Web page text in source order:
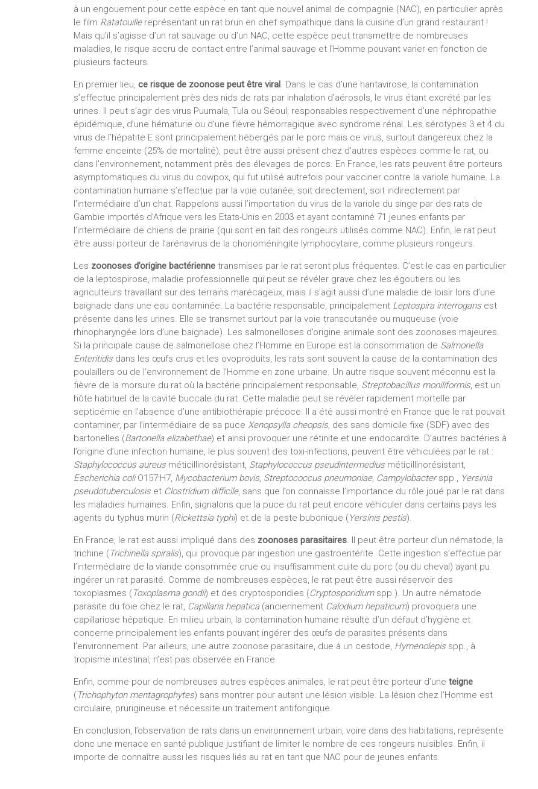
à un engouement pour cette espèce en tant que nouvel animal de compagnie (NAC), en particulier après
le film Ratatouillereprésentant un rat brun en chef sympathique dans la cuisine d’un grand restaurant !
Mais qu’il s’agisse d’un rat sauvage ou d’un NAC, cette espèce peut transmettre de nombreuses
maladies, le risque accru de contact entre l’animal sauvage et l’Homme pouvant varier en fonction de
plusieurs facteurs.
En premier lieu, ce risque de zoonose peut être viral. Dans le cas d’une hantavirose, la contamination
s’effectue principalement près des nids de rats par inhalation d’aérosols, le virus étant excrété par les
urines. Il peut s’agir des virus Puumala, Tula ou Séoul, responsables respectivement d’une néphropathie
épidémique, d’une hématurie ou d’une fièvre hémorragique avec syndrome rénal. Les sérotypes 3 et 4 du
virus de l’hépatite E sont principalement hébergés par le porc mais ce virus, surtout dangereux chez la
femme enceinte (25% de mortalité), peut être aussi présent chez d’autres espèces comme le rat, ou
dans l’environnement, notamment près des élevages de porcs. En France, les rats peuvent être porteurs
asymptomatiques du virus du cowpox, qui fut utilisé autrefois pour vacciner contre la variole humaine. La
contamination humaine s’effectue par la voie cutanée, soit directement, soit indirectement par
l’intermédiaire d’un chat. Rappelons aussi l’importation du virus de la variole du singe par des rats de
Gambie importés d’Afrique vers les Etats-Unis en 2003 et ayant contaminé 71 jeunes enfants par
l’intermédiaire de chiens de prairie (qui sont en fait des rongeurs utilisés comme NAC). Enfin, le rat peut
être aussi porteur de l’arénavirus de la chorioméningite lymphocytaire, comme plusieurs rongeurs.
Les zoonoses d’origine bactérienne transmises par le rat seront plus fréquentes. C’est le cas en particulier
de la leptospirose, maladie professionnelle qui peut se révéler grave chez les égoutiers ou les
agriculteurs travaillant sur des terrains marécageux, mais il s’agit aussi d’une maladie de loisir lors d’une
baignade dans une eau contaminée. La bactérie responsable, principalement Leptospira interrogansest
présente dans les urines. Elle se transmet surtout par la voie transcutanée ou muqueuse (voie
rhinopharyngée lors d’une baignade). Les salmonelloses d’origine animale sont des zoonoses majeures.
Si la principale cause de salmonellose chez l’Homme en Europe est la consommation de Salmonella
Enteritidisdans les œufs crus et les ovoproduits, les rats sont souvent la cause de la contamination des
poulaillers ou de l’environnement de l’Homme en zone urbaine. Un autre risque souvent méconnu est la
fièvre de la morsure du rat où la bactérie principalement responsable, Streptobacillus moniliformis, est un
hôte habituel de la cavité buccale du rat. Cette maladie peut se révéler rapidement mortelle par
septicémie en l’absence d’une antibiothérapie précoce. Il a été aussi montré en France que le rat pouvait
contaminer, par l’intermédiaire de sa puce Xenopsylla cheopsis, des sans domicile fixe (SDF) avec des
bartonelles (Bartonella elizabethae) et ainsi provoquer une rétinite et une endocardite. D’autres bactéries à
l’origine d’une infection humaine, le plus souvent des toxi-infections, peuvent être véhiculées par le rat :
Staphylococcus aureusméticillinorésistant, Staphylococcus pseudintermediusméticillinorésistant,
Escherichia coliO157:H7, Mycobacterium bovis, Streptococcus pneumoniae, Campylobacterspp., Yersinia
pseudotuberculosiset Clostridium difficile, sans que l’on connaisse l’importance du rôle joué par le rat dans
les maladies humaines. Enfin, signalons que la puce du rat peut encore véhiculer dans certains pays les
agents du typhus murin (Rickettsia typhi) et de la peste bubonique (Yersinis pestis).
En France, le rat est aussi impliqué dans des zoonoses parasitaires. Il peut être porteur d’un nématode, la
trichine (Trichinella spiralis), qui provoque par ingestion une gastroentérite. Cette ingestion s’effectue par
l’intermédiaire de la viande consommée crue ou insuffisamment cuite du porc (ou du cheval) ayant pu
ingérer un rat parasité. Comme de nombreuses espèces, le rat peut être aussi réservoir des
toxoplasmes (Toxoplasma gondii) et des cryptosporidies (Cryptosporidiumspp.). Un autre nématode
parasite du foie chez le rat, Capillaria hepatica(anciennement Calodium hepaticum) provoquera une
capillariose hépatique. En milieu urbain, la contamination humaine résulte d’un défaut d’hygiène et
concerne principalement les enfants pouvant ingérer des œufs de parasites présents dans
l’environnement. Par ailleurs, une autre zoonose parasitaire, due à un cestode, Hymenolepis spp., à
tropisme intestinal, n’est pas observée en France.
Enfin, comme pour de nombreuses autres espèces animales, le rat peut être porteur d’une teigne
(Trichophyton mentagrophytes) sans montrer pour autant une lésion visible. La lésion chez l’Homme est
circulaire, prurigineuse et nécessite un traitement antifongique.
En conclusion, l’observation de rats dans un environnement urbain, voire dans des habitations, représente
donc une menace en santé publique justifiant de limiter le nombre de ces rongeurs nuisibles. Enfin, il
importe de connaître aussi les risques liés au rat en tant que NAC pour de jeunes enfants.